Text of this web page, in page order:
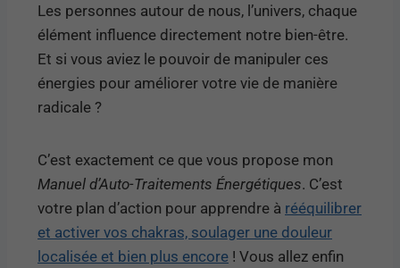
Les personnes autour de nous, l’univers, chaque
élément influence directement notre bien-être.
Et si vous aviez le pouvoir de manipuler ces
énergies pour améliorer votre vie de manière
radicale ?
C’est exactement ce que vous propose mon
Manuel d’Auto-Traitements Énergétiques. C’est
votre plan d’action pour apprendre à rééquilibrer
et activer vos chakras, soulager une douleur
localisée et bien plus encore ! Vous allez enfin